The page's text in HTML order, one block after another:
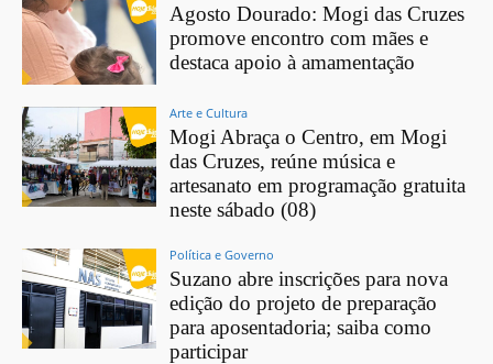
Agosto Dourado: Mogi das Cruzes
promove encontro com mães e
destaca apoio à amamentação
Arte e Cultura
Mogi Abraça o Centro, em Mogi
das Cruzes, reúne música e
artesanato em programação gratuita
neste sábado (08)
Política e Governo
Suzano abre inscrições para nova
edição do projeto de preparação
para aposentadoria; saiba como
participar